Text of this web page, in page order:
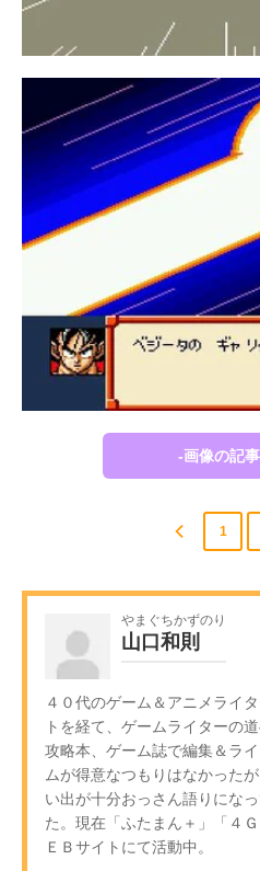
-画像の記
1
やまぐちかずのり
山口和則
４０代のゲーム＆アニメライ
トを経て、ゲームライターの
攻略本、ゲーム誌で編集＆ラ
ムが得意なつもりはなかった
い出が十分おっさん語りにな
た。現在「ふたまん＋」「４
ＥＢサイトにて活動中。